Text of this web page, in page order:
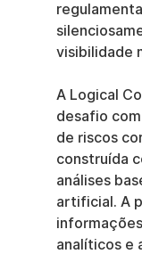
visibilidade
A Logical
desafio
de riscos
construída
análises
artificial. A
analíticos e